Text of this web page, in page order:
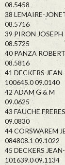
08.5458
38 LEMAIRE-
08.5716
39 PIRON
08.5725
40 PANZA
08.5816
41 DECKERS
100645.0 09.0140
42 ADAM G &
09.0625
43 FAUCHE
09.0830
44 CORSWAREM
084808.1 09.1022
45 DECKERS
101639.0 09.1134